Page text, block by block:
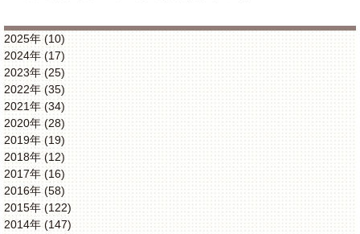
2025年 (10)
2024年 (17)
2023年 (25)
2022年 (35)
2021年 (34)
2020年 (28)
2019年 (19)
2018年 (12)
2017年 (16)
2016年 (58)
2015年 (122)
2014年 (147)